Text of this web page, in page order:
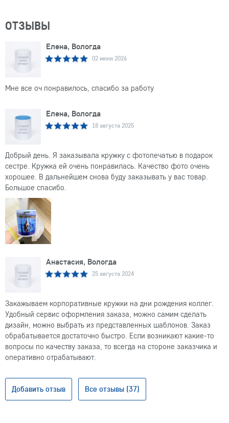
ОТЗЫВЫ
Елена, Вологда
02 июня 2026
Мне все оч понравилось, спасибо за работу
Елена, Вологда
18 августа 2025
Добрый день. Я заказывала кружку с фотопечатью в подарок
сестре. Кружка ей очень понравилась. Качество фото очень
хорошее. В дальнейшем снова буду заказывать у вас товар.
Большое спасибо.
Анастасия, Вологда
25 августа 2024
Закажываем корпоративные кружки на дни рождения коллег.
Удобный сервис оформления заказа, можно самим сделать
дизайн, можно выбрать из представленных шаблонов. Заказ
обрабатывается достаточно быстро. Если возникают какие-то
вопросы по качеству заказа, то всегда на стороне заказчика и
оперативно отрабатывают.
Добавить отзыв Все отзывы (37)